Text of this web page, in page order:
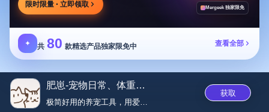
限时限量 · 立即领取 Mergeek 独家限免
✦ 共 80 款精选产品独家限免中 查看全部
肥崽-宠物日常、体重、记账与倒...
极简好用的养宠工具，用爱陪伴宠...
获取